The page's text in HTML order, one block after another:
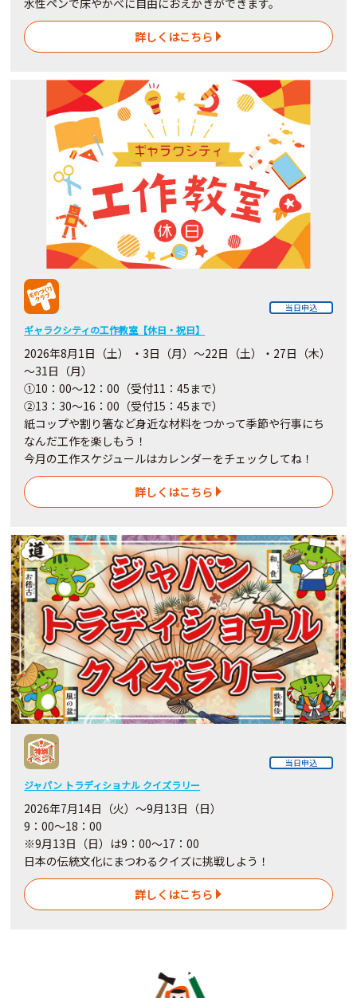
詳しくはこちら
当日申込
ギャラクシティの工作教室【休日・祝日】
2026年8月1日（土） ・3日（月）～22日（土）・27日（木）
～31日（月）
①10：00～12：00（受付11：45まで）
②13：30～16：00（受付15：45まで）
紙コップや割り箸など身近な材料をつかって季節や行事にち
なんだ工作を楽しもう！
今月の工作スケジュールはカレンダーをチェックしてね！
詳しくはこちら
当日申込
ジャパン トラディショナル クイズラリー
2026年7月14日（火）～9月13日（日）
9：00～18：00
※9月13日（日）は9：00～17：00
日本の伝統文化にまつわるクイズに挑戦しよう！
詳しくはこちら